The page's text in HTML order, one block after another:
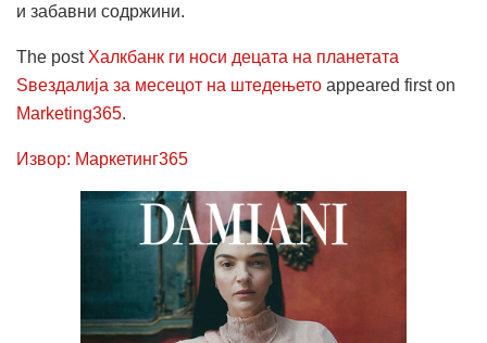
и забавни содржини.
The post Халкбанк ги носи децата на планетата
Ѕвездалија за месецот на штедењето appeared first on
Marketing365.
Извор: Маркетинг365